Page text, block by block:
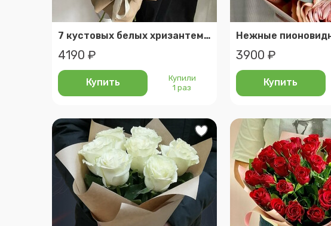
7 кустовых белых хризантем coconut
4190 ₽
Купить
Купили
1 раз
3900 ₽
Купить